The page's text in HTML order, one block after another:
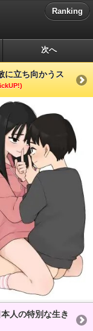
Ranking
次へ
に立ち向かうス
人の特別な生き